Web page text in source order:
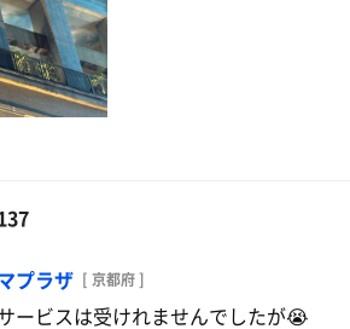
プラザ [ 京都府 ]
ービスは受けれませんでしたが😭